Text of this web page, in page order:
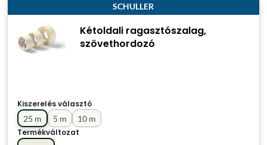
SCHULLER
Kétoldali ragasztószalag,
szövethordozó
Kiszerelés választó
5 m
10 m
25 m
Termékváltozat